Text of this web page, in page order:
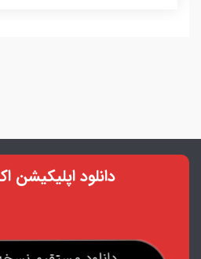
دانلود اپلیکیشن